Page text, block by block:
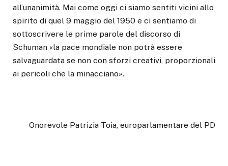
all’unanimità. Mai come oggi ci siamo sentiti vicini allo
spirito di quel 9 maggio del 1950 e ci sentiamo di
sottoscrivere le prime parole del discorso di
Schuman «la pace mondiale non potrà essere
salvaguardata se non con sforzi creativi, proporzionali
ai pericoli che la minacciano».
Onorevole Patrizia Toia, europarlamentare del PD